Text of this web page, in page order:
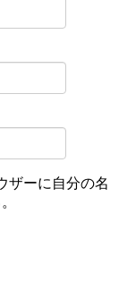
ザーに自分の名